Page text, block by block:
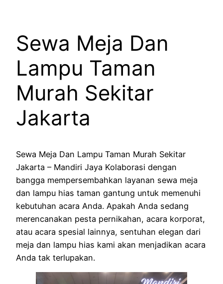
Sewa Meja Dan
Lampu Taman
Murah Sekitar
Jakarta
Sewa Meja Dan Lampu Taman Murah Sekitar
Jakarta – Mandiri Jaya Kolaborasi dengan
bangga mempersembahkan layanan sewa meja
dan lampu hias taman gantung untuk memenuhi
kebutuhan acara Anda. Apakah Anda sedang
merencanakan pesta pernikahan, acara korporat,
atau acara spesial lainnya, sentuhan elegan dari
meja dan lampu hias kami akan menjadikan acara
Anda tak terlupakan.